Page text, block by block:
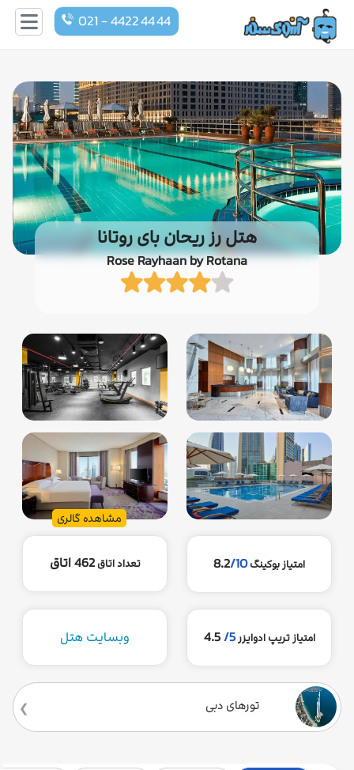
021 - 4422 44 44
هتل رز ریحان بای روتانا
Rose Rayhaan by Rotana
مشاهده گالری
امتیاز بوکینگ 8.2/10 تعداد اتاق462 اتاق
امتیاز تریپ ادوایزر5/
4.5 وبسایت هتل
تورهای دبی